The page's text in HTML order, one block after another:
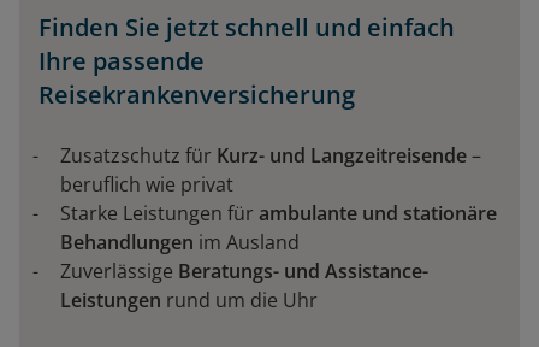
Finden Sie jetzt schnell und einfach
Ihre passende
Reisekrankenversicherung
Zusatzschutz für Kurz- und Langzeitreisende–
beruflich wie privat
Starke Leistungen für ambulante und stationäre
Behandlungen im Ausland
Zuverlässige Beratungs- und Assistance-
Leistungen rund um die Uhr